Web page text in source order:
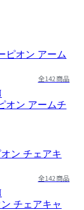
全142商品
オン アームチ
全142商品
ン チェアキャ